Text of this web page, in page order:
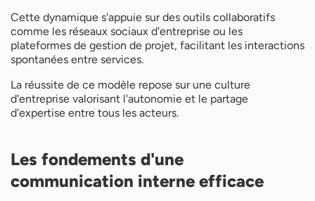
Cette dynamique s'appuie sur des outils collaboratifs
comme les réseaux sociaux d'entreprise ou les
plateformes de gestion de projet, facilitant les interactions
spontanées entre services.
La réussite de ce modèle repose sur une culture
d'entreprise valorisant l'autonomie et le partage
d'expertise entre tous les acteurs.
Les fondements d'une
communication interne efficace